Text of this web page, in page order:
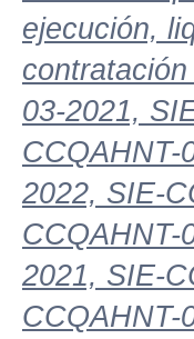
ejecución,
03-2021,
CCQAHNT-
2022, SIE-
CCQAHNT-
2021, SIE-
CCQAHNT-